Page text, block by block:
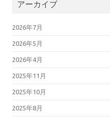
アーカイブ
2026年7月
2026年5月
2026年4月
2025年11月
2025年10月
2025年8月